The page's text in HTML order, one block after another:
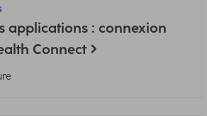
applications : connexion
Connect